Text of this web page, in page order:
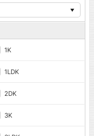
1K
1LDK
2DK
3K